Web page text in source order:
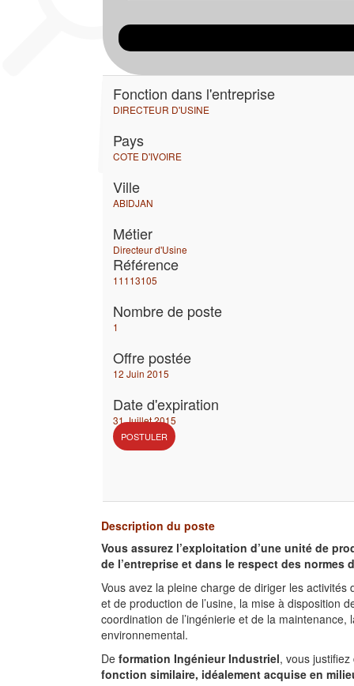
Fonction dans l'entreprise
DIRECTEUR D'USINE
Pays
COTE D'IVOIRE
Ville
ABIDJAN
Métier
Directeur d'Usine
Référence
11113105
Nombre de poste
1
Offre postée
12 Juin 2015
Date d'expiration
31 Juillet 2015
POSTULER
Description du poste
Vous assurez l’exploitation d’une unité de
de l’entreprise et dans le respect des
Vous avez la pleine charge de diriger les activités
et de production de l’usine, la mise à disposition
coordination de l’ingénierie et de la
environnemental.
De formation Ingénieur Industriel, vous justifiez
fonction similaire, idéalement acquise en